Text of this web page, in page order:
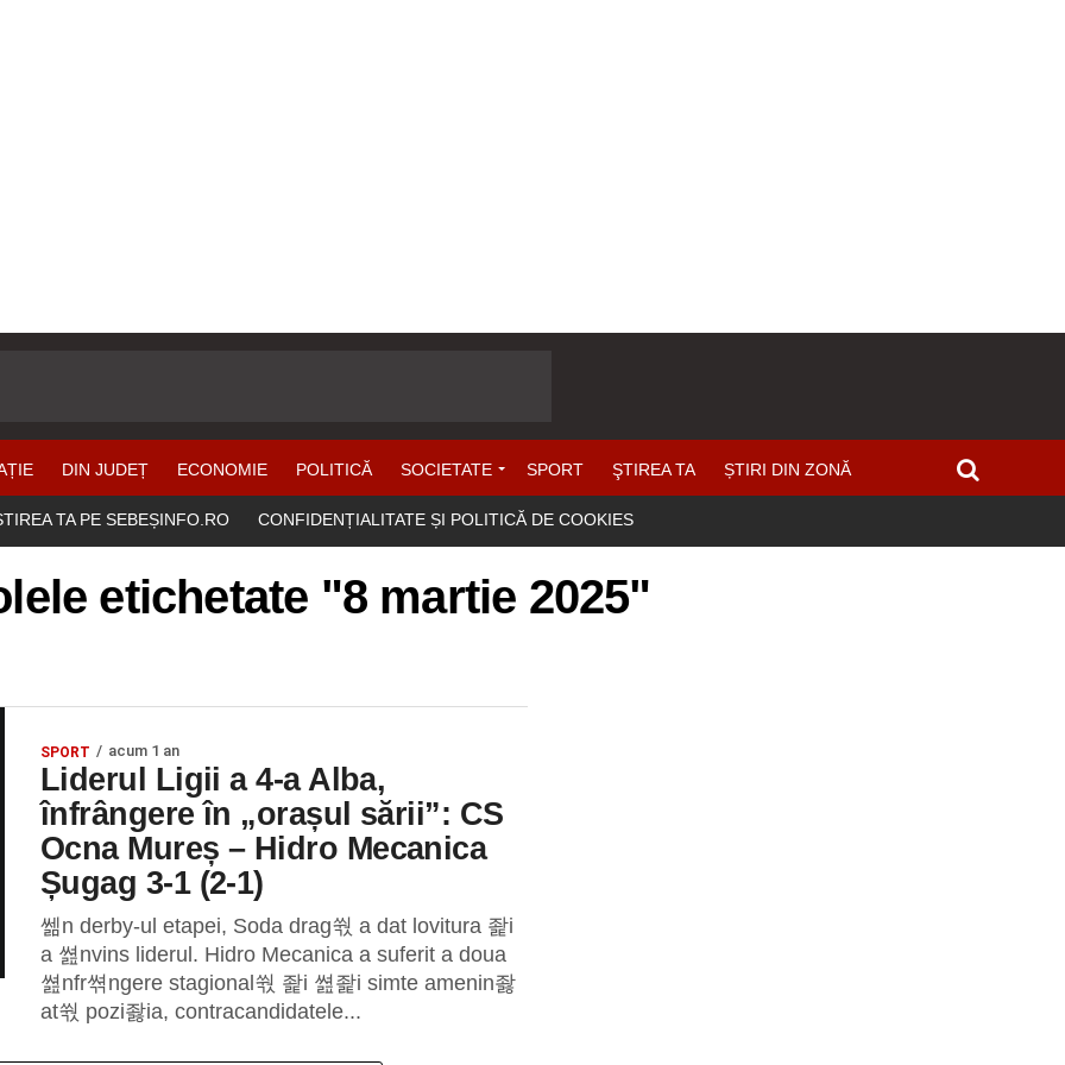
DIN JUDEȚ ECONOMIE POLITICĂ SOCIETATE SPORT ŞTIREA TA ȘTIRI DIN ZONĂ
TA PE SEBEȘINFO.RO CONFIDENȚIALITATE ȘI POLITICĂ DE COOKIES
etichetate "8 martie 2025"
SPORT acum 1 an
Liderul Ligii a 4-a Alba,
înfrângere în „orașul sării”: CS
Ocna Mureș – Hidro Mecanica
Șugag 3-1 (2-1)
쎎n derby-ul etapei, Soda drag쒃 a dat lovitura 좙i
a 쎮nvins liderul. Hidro Mecanica a suferit a doua
쎮nfr쎢ngere stagional쒃 좙i 쎮좙i simte amenin좛
at쒃 pozi좛ia, contracandidatele...